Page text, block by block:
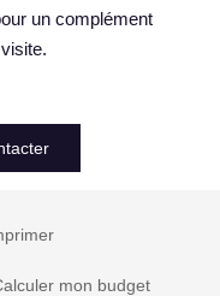
un complément
mon budget